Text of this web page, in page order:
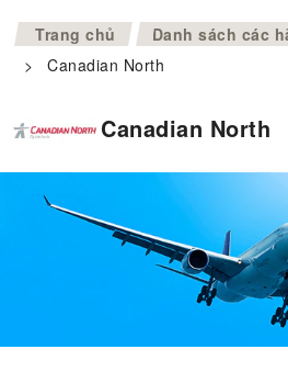
Trang chủ
Danh sách các
>
Canadian North
Canadian North